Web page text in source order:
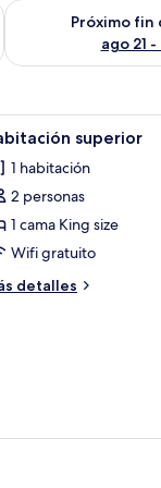
semana ago 14 -
Próximo fin
ago 21
Consulta la
7 superior
1 habitación
2 personas
1 cama King size
Wifi gratuito
detalles